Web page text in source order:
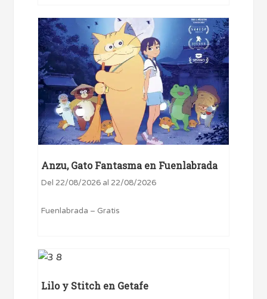
Anzu, Gato Fantasma en Fuenlabrada
Del 22/08/2026 al 22/08/2026
Fuenlabrada – Gratis
Lilo y Stitch en Getafe